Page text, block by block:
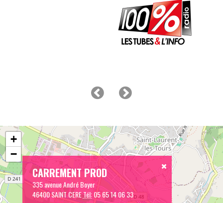
CARREMENT PROD
335 avenue André Boyer
46400 SAINT CERETél:05 65 14 06 33
+
−